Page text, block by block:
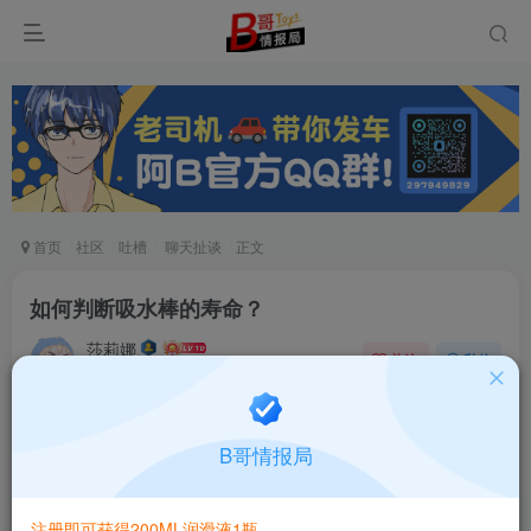
首页 社区 吐槽 聊天扯谈 正文
如何判断吸水棒的寿命？
莎莉娜 关注 私信
洗一下手，拿毛巾稍微擦拭，保持在稍稍湿润且不会滴
水的程度，用手去抓吸水棒。
B哥情报局